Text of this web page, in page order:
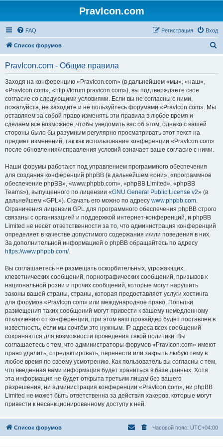
PravIcon.com
FAQ Вход
Регистрация
Список форумов
PravIcon.com - Общие правила
Заходя на конференцию «PravIcon.com» (в дальнейшем «мы», «наш»,
«PravIcon.com», «http://forum.pravicon.com»), вы подтверждаете своё
согласие со следующими условиями. Если вы не согласны с ними,
пожалуйста, не заходите и не пользуйтесь форумами «PravIcon.com». Мы
оставляем за собой право изменять эти правила в любое время и
сделаем всё возможное, чтобы уведомить вас об этом, однако с вашей
стороны было бы разумным регулярно просматривать этот текст на
предмет изменений, так как использование конференции «PravIcon.com»
после обновления/исправления условий означает ваше согласие с ними.
Наши форумы работают под управлением программного обеспечения
для создания конференций phpBB (в дальнейшем «они», «программное
обеспечение phpBB», «www.phpbb.com», «phpBB Limited», «phpBB
Teams»), выпущенного по лицензии «GNU General Public License v2» (в
дальнейшем «GPL»). Скачать его можно по адресу www.phpbb.com.
Ограничения лицензии GPL для программного обеспечения phpBB строго
связаны с организацией и поддержкой интернет-конференций, и phpBB
Limited не несёт ответственности за то, что администрация конференций
определяет в качестве допустимого содержания и/или поведения в них.
За дополнительной информацией о phpBB обращайтесь по адресу
https://www.phpbb.com/.
Вы соглашаетесь не размещать оскорбительных, угрожающих,
клеветнических сообщений, порнографических сообщений, призывов к
национальной розни и прочих сообщений, которые могут нарушить
законы вашей страны, страны, которая предоставляет услуги хостинга
для форумов «PravIcon.com» или международное право. Попытки
размещения таких сообщений могут привести к вашему немедленному
отключению от конференции, при этом ваш провайдер будет поставлен в
известность, если мы сочтём это нужным. IP-адреса всех сообщений
сохраняются для возможности проведения такой политики. Вы
соглашаетесь с тем, что администраторы форумов «PravIcon.com» имеют
право удалить, отредактировать, перенести или закрыть любую тему в
любое время по своему усмотрению. Как пользователь вы согласны с тем,
что введённая вами информация будет храниться в базе данных. Хотя
эта информация не будет открыта третьим лицам без вашего
разрешения, ни администрация конференции «PravIcon.com», ни phpBB
Limited не может быть ответственна за действия хакеров, которые могут
привести к несанкционированному доступу к ней.
Список форумов Часовой пояс: UTC+04:00